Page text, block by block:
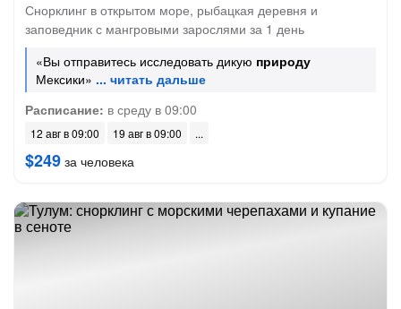
Снорклинг в открытом море, рыбацкая деревня и
заповедник с мангровыми зарослями за 1 день
«Вы отправитесь исследовать дикую природу
Мексики»
Расписание: в среду в 09:00
12 авг в 09:00 19 авг в 09:00
$249 за человека